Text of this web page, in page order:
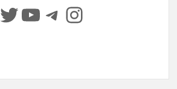
Twitter
YouTube
Telegram
Instagram